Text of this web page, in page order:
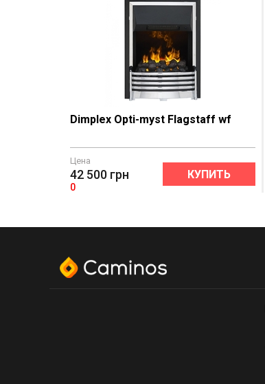
Dimplex Opti-myst Flagstaff wf
Цена
42 500 грн
0
КУПИТЬ